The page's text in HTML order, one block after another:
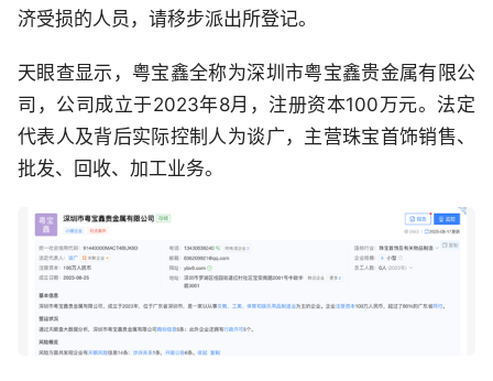
济受损的人员，请移步派出所登记。
天眼查显示，粤宝鑫全称为深圳市粤宝鑫贵金属有限公
司，公司成立于2023年8月，注册资本100万元。法定
代表人及背后实际控制人为谈广，主营珠宝首饰销售、
批发、回收、加工业务。